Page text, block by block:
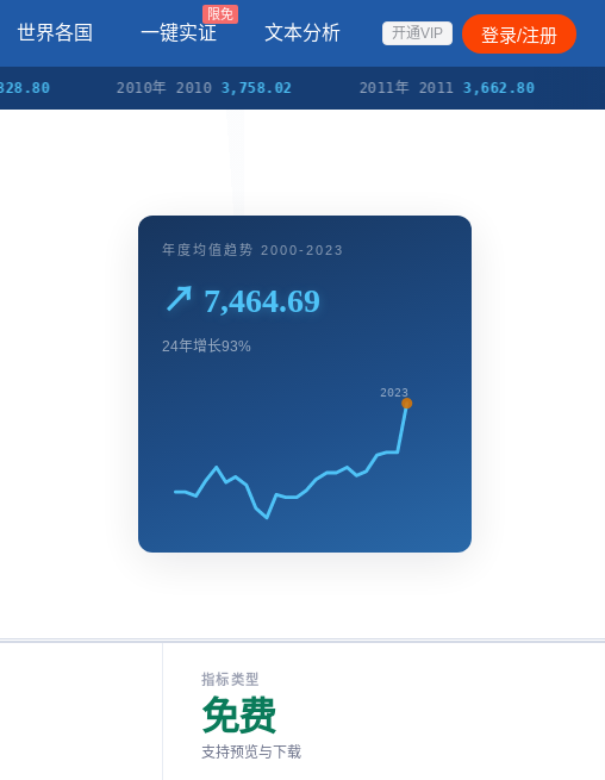
世界各国 一键实证
限免
文本分析 开通VIP 登录/注册
2010年 2010 3,758.02 2011年 2011 3,662.80
年度均值趋势 2000-2023
↗ 7,464.69
24年增长93%
2023
指标类型
免费
支持预览与下载